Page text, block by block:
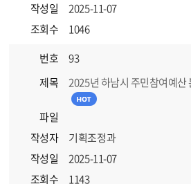
작성일
2025-11-07
조회수
1046
번호
93
제목
2025년 하남시 주민참여예산
파일
작성자
기획조정과
작성일
2025-11-07
조회수
1143